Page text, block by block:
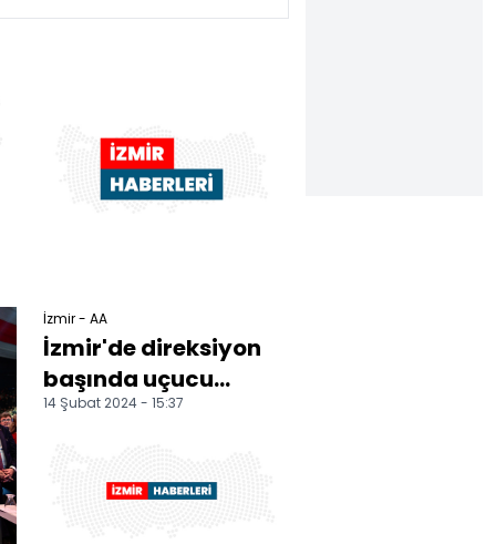
İzmir - AA
İzmir'de direksiyon
başında uçucu
madde koklayan
14 Şubat 2024 - 15:37